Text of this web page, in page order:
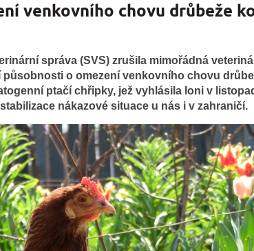
venkovního chovu drůbeže
správa (SVS) zrušila mimořádná
působnosti o omezení venkovního chovu
ptačí chřipky, jež vyhlásila loni v
nákazové situace u nás i v zahraničí.